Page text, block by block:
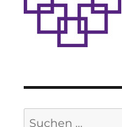
Suche